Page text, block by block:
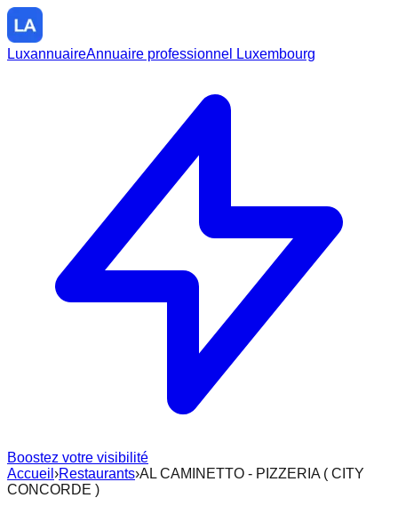
LuxannuaireAnnuaire professionnel Luxembourg
Boostez votre visibilité
Accueil ›Restaurants›AL CAMINETTO - PIZZERIA ( CITY
CONCORDE )